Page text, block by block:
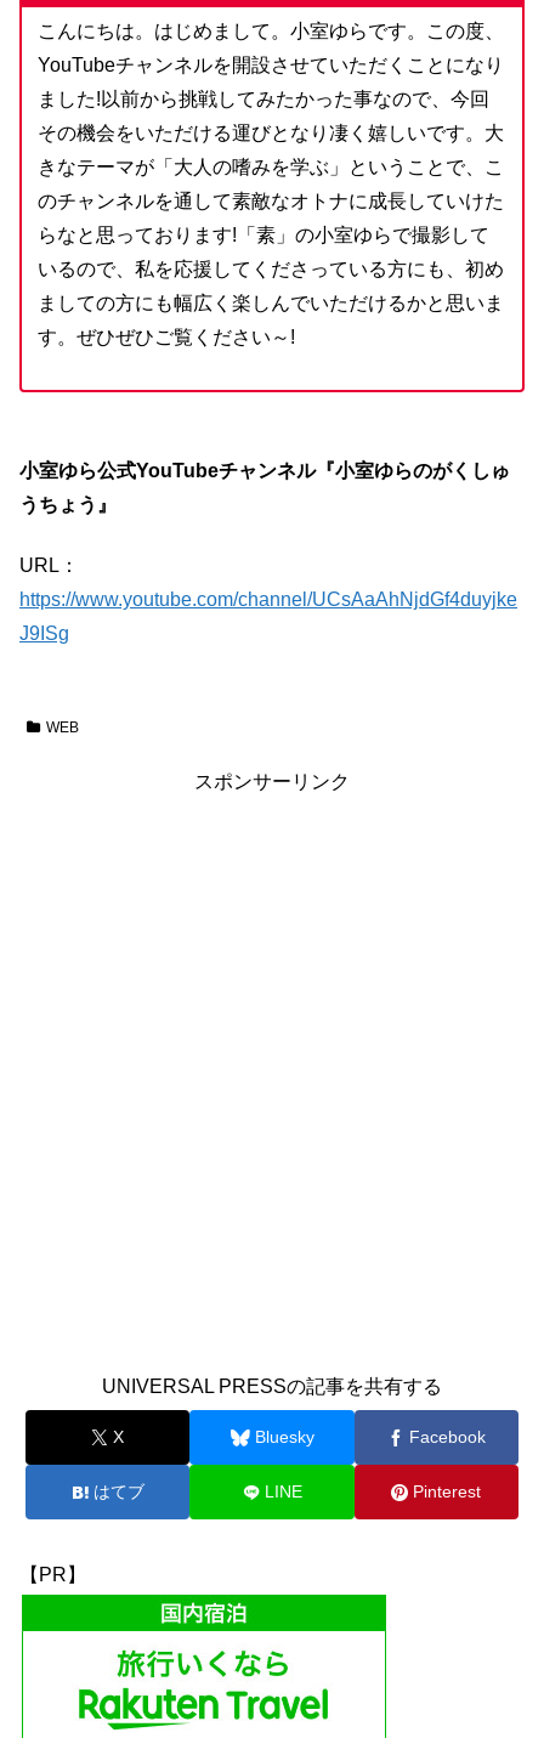
こんにちは。はじめまして。小室ゆらです。この度、
YouTubeチャンネルを開設させていただくことになり
ました!以前から挑戦してみたかった事なので、今回
その機会をいただける運びとなり凄く嬉しいです。大
きなテーマが「大人の嗜みを学ぶ」ということで、こ
のチャンネルを通して素敵なオトナに成⾧していけた
らなと思っております!「素」の小室ゆらで撮影して
いるので、私を応援してくださっている方にも、初め
ましての方にも幅広く楽しんでいただけるかと思いま
す。ぜひぜひご覧ください～!
小室ゆら公式YouTubeチャンネル『小室ゆらのがくしゅ
うちょう』
URL：
https://www.youtube.com/channel/UCsAaAhNjdGf4duyjke
J9ISg
WEB
スポンサーリンク
UNIVERSAL PRESSの記事を共有する
X Bluesky Facebook
はてブ LINE Pinterest
【PR】